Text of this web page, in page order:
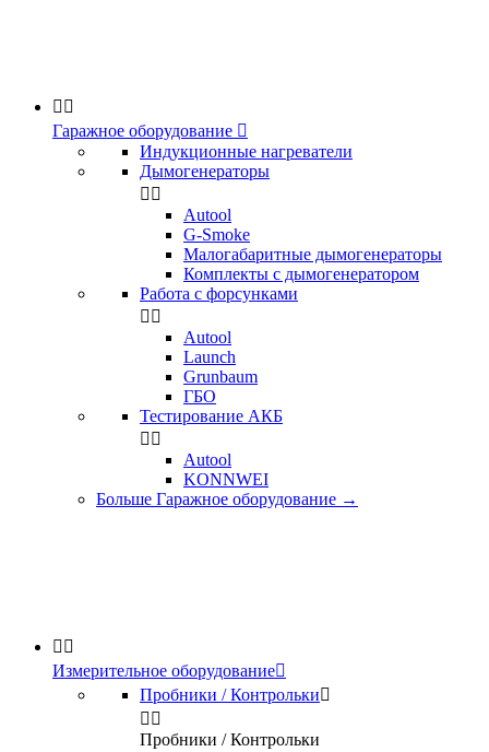
 
Гаражное оборудование 
Индукционные нагреватели
Дымогенераторы
 
Аutool
G-Smoke
Малогабаритные дымогенераторы
Комплекты с дымогенератором
Работа с форсунками
 
Autool
Launch
Grunbaum
ГБО
Тестирование АКБ
 
Autool
KONNWEI
Больше Гаражное оборудование →
 
Измерительное оборудование
Пробники / Контрольки
 
Пробники / Контрольки